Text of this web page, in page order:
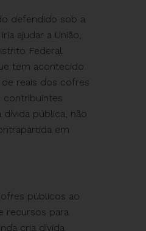
defendido sob a
ajudar a União,
Federal.
tem acontecido
reais dos cofres
contribuintes
pública, não
em
públicos ao
recursos para
cria dívida